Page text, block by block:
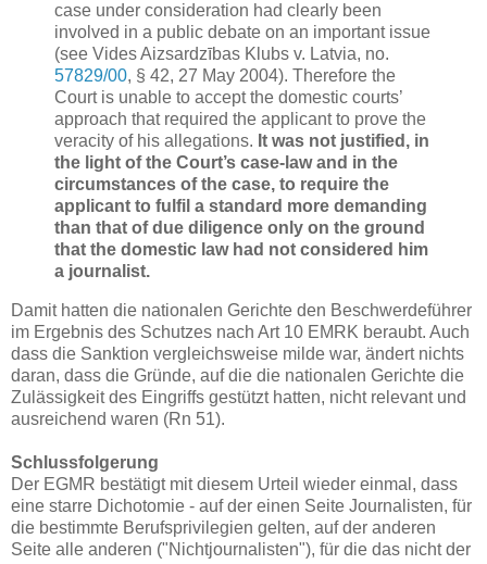
case under consideration had clearly been
involved in a public debate on an important issue
(see Vides Aizsardzības Klubs v. Latvia, no.
57829/00, § 42, 27 May 2004). Therefore the
Court is unable to accept the domestic courts’
approach that required the applicant to prove the
veracity of his allegations. It was not justified, in
the light of the Court’s case-law and in the
circumstances of the case, to require the
applicant to fulfil a standard more demanding
than that of due diligence only on the ground
that the domestic law had not considered him
a journalist.
Damit hatten die nationalen Gerichte den Beschwerdeführer
im Ergebnis des Schutzes nach Art 10 EMRK beraubt. Auch
dass die Sanktion vergleichsweise milde war, ändert nichts
daran, dass die Gründe, auf die die nationalen Gerichte die
Zulässigkeit des Eingriffs gestützt hatten, nicht relevant und
ausreichend waren (Rn 51).
Schlussfolgerung
Der EGMR bestätigt mit diesem Urteil wieder einmal, dass
eine starre Dichotomie - auf der einen Seite Journalisten, für
die bestimmte Berufsprivilegien gelten, auf der anderen
Seite alle anderen ("Nichtjournalisten"), für die das nicht der